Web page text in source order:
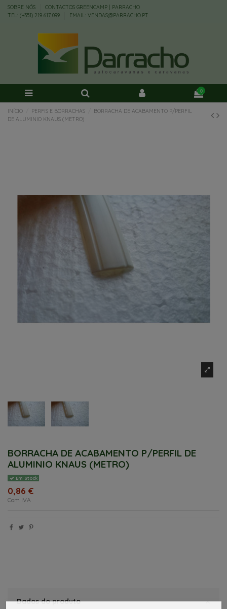
SOBRE NÓS
CONTACTOS GREENCAMP | PARRACHO
TEL: (+351) 219 617 099
EMAIL: VENDAS@PARRACHO.PT
0
INÍCIO PERFIS E BORRACHAS
BORRACHA DE ACABAMENTO P/PERFIL
DE ALUMINIO KNAUS (METRO)
BORRACHA DE ACABAMENTO P/PERFIL DE
ALUMINIO KNAUS (METRO)
Em Stock
0,86 €
Com IVA
Dados do produto